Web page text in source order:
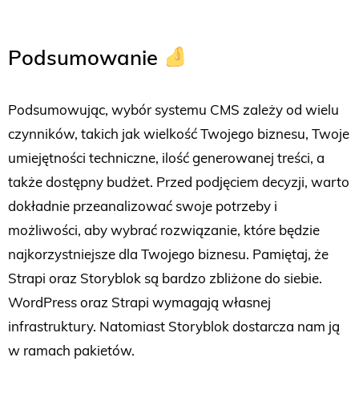
Podsumowanie
Podsumowując, wybór systemu CMS zależy od wielu
czynników, takich jak wielkość Twojego biznesu, Twoje
umiejętności techniczne, ilość generowanej treści, a
także dostępny budżet. Przed podjęciem decyzji, warto
dokładnie przeanalizować swoje potrzeby i
możliwości, aby wybrać rozwiązanie, które będzie
najkorzystniejsze dla Twojego biznesu. Pamiętaj, że
Strapi oraz Storyblok są bardzo zbliżone do siebie.
WordPress oraz Strapi wymagają własnej
infrastruktury. Natomiast Storyblok dostarcza nam ją
w ramach pakietów.